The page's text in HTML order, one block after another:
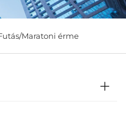
Maratoni érme